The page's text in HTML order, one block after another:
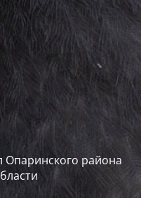
района